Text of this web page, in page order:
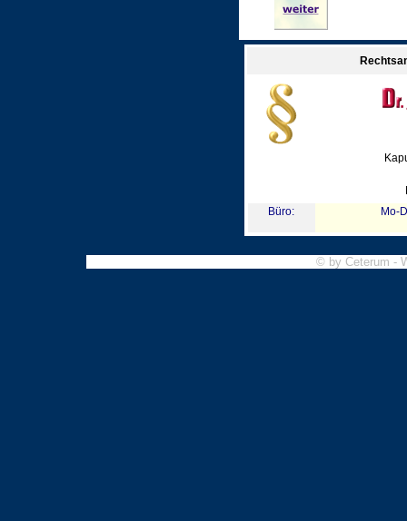
Büro:
Mo-
© by Ceterum -